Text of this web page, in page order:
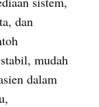
dan
mudah
dalam